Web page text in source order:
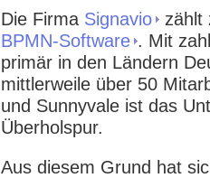
Die Firma Signavio
zählt
BPMN-Software . Mit
primär in den Ländern
mittlerweile über 50
und Sunnyvale ist das
Überholspur.
Aus diesem Grund hat